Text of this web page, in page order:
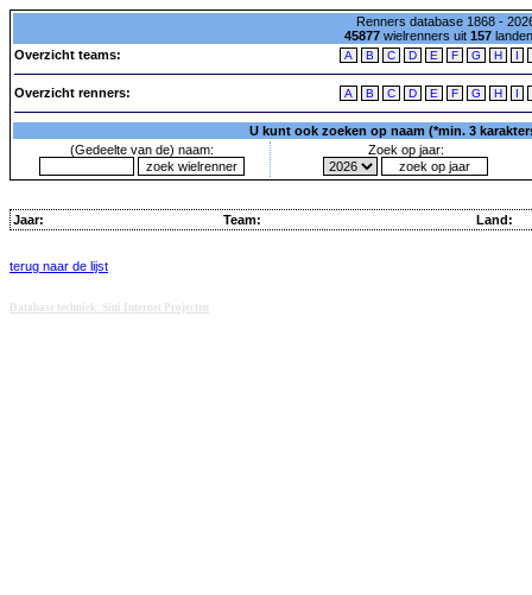
Renners database 1868 -
45877wielrenners uit 157
Overzicht teams:
A B C D E F G H I
Overzicht renners: A B C D E F G H I
U kunt ook zoeken op naam (*min. 3
(Gedeelte van de) naam:
Zoek op jaar:
Jaar: Team: Land:
terug naar de lijst
Database techniek: Sini Internet Projecten